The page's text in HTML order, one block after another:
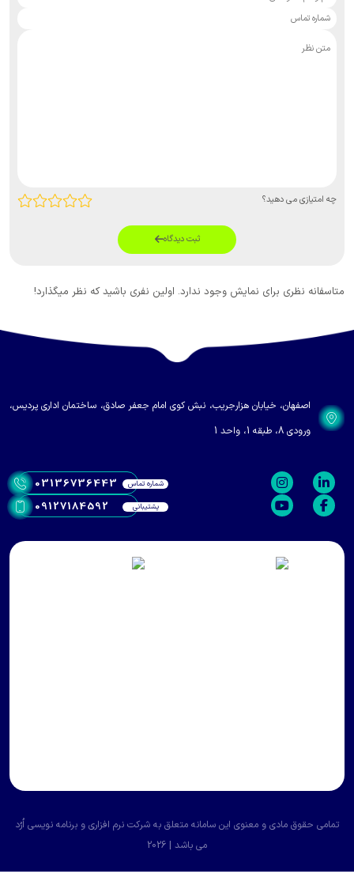
چه امتیازی می دهید؟
ثبت دیدگاه
متاسفانه نظری برای نمایش وجود ندارد. اولین نفری باشید که نظر میگذارد!
اصفهان، خیابان هزارجریب، نبش کوی امام جعفر صادق، ساختمان اداری پردیس،
ورودی 8، طبقه 1، واحد 1
شماره تماس 03136736443
پشتیبانی 09127184592
تمامی حقوق مادی و معنوی این سامانه متعلق به شرکت نرم افزاری و برنامه نویسی اُرُد
می باشد | 2026